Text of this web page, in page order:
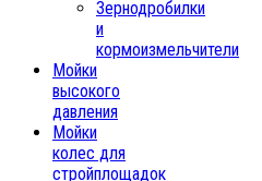
Зернодробилки
и
кормоизмельчители
Мойки
высокого
давления
Мойки
колес для
стройплощадок